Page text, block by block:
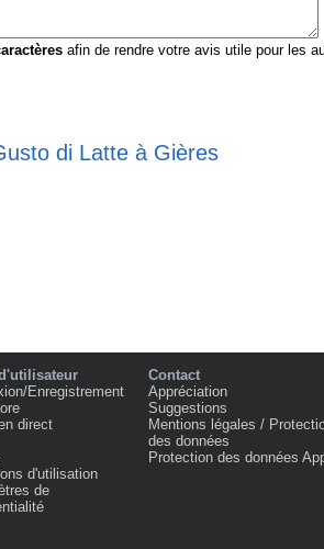
afin de rendre votre avis utile pour les
di Latte à Gières
Enregistrement
direct
d'utilisation
de
Contact
Appréciation
Suggestions
Mentions légales /
des données
Protection des données